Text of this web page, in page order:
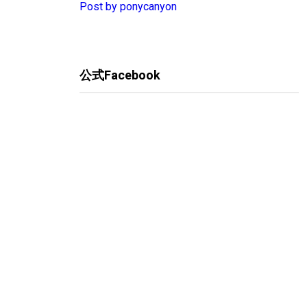
Post by ponycanyon
公式Facebook